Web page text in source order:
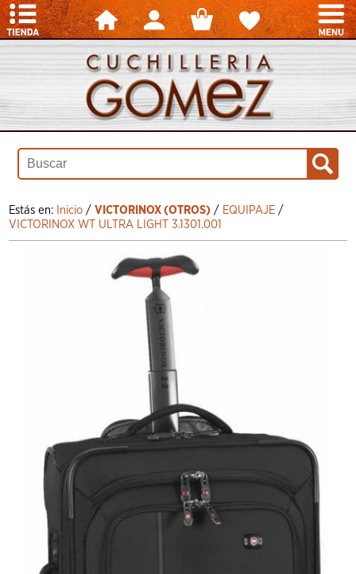
Estás en: Inicio /VICTORINOX (OTROS) / EQUIPAJE /
VICTORINOX WT ULTRA LIGHT 3.1301.001